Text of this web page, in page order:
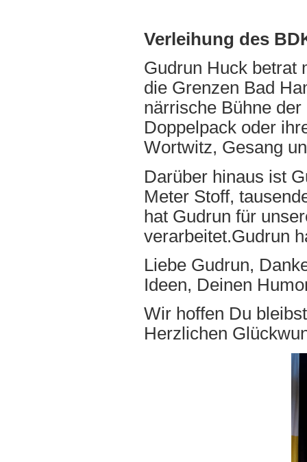
Verleihung des
Gudrun Huck betrat
die Grenzen Bad
närrische Bühne
Doppelpack oder
Wortwitz, Gesang
Darüber hinaus ist
Meter Stoff,
hat Gudrun für
verarbeitet.Gudrun
Liebe Gudrun,
Ideen, Deinen
Wir hoffen Du
Herzlichen